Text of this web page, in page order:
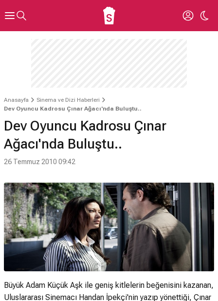
Anasayfa
Sinema ve Dizi Haberleri
Dev Oyuncu Kadrosu Çınar Ağacı'nda Buluştu..
Dev Oyuncu Kadrosu Çınar
Ağacı'nda Buluştu..
26 Temmuz 2010 09:42
Büyük Adam Küçük Aşk ile geniş kitlelerin beğenisini kazanan,
Uluslararası Sinemacı Handan İpekçi'nin yazıp yönettiği, Çınar